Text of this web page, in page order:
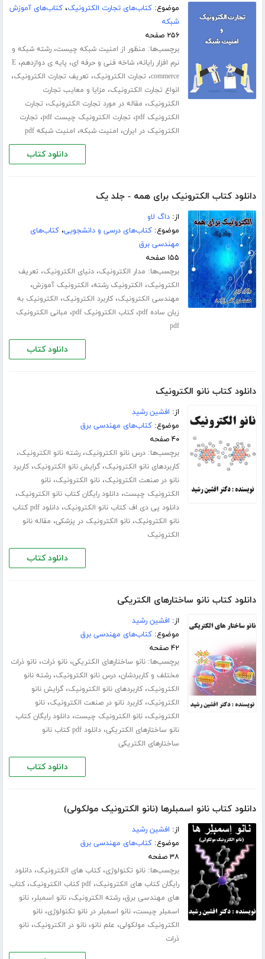
موضوع:کتاب‌های تجارت الکترونیک،کتاب‌های آموزش
شبکه
۲۵۶ صفحه
برچسب‌ها: منظور از امنیت شبکه چیست،رشته شبکه و
نرم افزار رایانه،شاخه فنی و حرفه ای، پایه ی دوازدهم،E
commerce، تجارت الکترونیک، تعریف تجارت الکترونیک،
انواع تجارت الکترونیک، مزایا و معایب تجارت
الکترونیک، مقاله در مورد تجارت الکترونیک، تجارت
الکترونیک pdf
، تجارت الکترونیک چیست pdf ، تجارت
الکترونیک در ایران، امنیت شبکه، امنیت شبکه pdf
دانلود کتاب
دانلود کتاب الکترونیک برای همه - جلد یک
از:داگ لاو
موضوع:کتاب‌های درسی و دانشجویی،کتاب‌های
مهندسی برق
۱۵۵ صفحه
برچسب‌ها: مدار الکترونیک،دنیای الکترونیک، تعریف
الکترونیک، الکترونیک رشته، الکترونیک آموزش،
مهندسی الکترونیک،کاربرد الکترونیک، الکترونیک به
زبان ساده pdf
،کتاب الکترونیک pdf ، مبانی الکترونیک
pdf
دانلود کتاب
دانلود کتاب نانو الکترونیک
از: افشین رشید
موضوع:کتاب‌های مهندسی برق
۴۰ صفحه
برچسب‌ها:درس نانو الکترونیک،رشته نانو الکترونیک،
کاربردهای نانو الکترونیک،گرایش نانو الکترونیک،کاربرد
نانو در صنعت الکترونیک،نانو الکترونیک،نانو
الکترونیک چیست،دانلود رایگان کتاب نانو الکترونیک،
دانلود پی دی اف کتاب نانو الکترونیک،
دانلود pdf کتاب
نانو الکترونیک،نانو الکترونیک در پزشکی، مقاله نانو
الکترونیک
دانلود کتاب
دانلود کتاب نانو ساختارهای الکتریکی
از: افشین رشید
موضوع:کتاب‌های مهندسی برق
۴۲ صفحه
برچسب‌ها:نانو ساختارهای الکتریکی،نانو ذرات،نانو ذرات
مختلف و کاربردشان،درس نانو الکترونیک،رشته نانو
الکترونیک،کاربردهای نانو الکترونیک،گرایش نانو
الکترونیک،کاربرد نانو در صنعت الکترونیک،نانو
الکترونیک،نانو الکترونیک چیست،دانلود رایگان کتاب
نانو ساختارهای الکتریکی،
دانلود pdf کتاب نانو
ساختارهای الکتریکی
دانلود کتاب
دانلود کتاب نانو اسمبلرها (نانو الکترونیک مولکولی)
از: افشین رشید
موضوع:کتاب‌های مهندسی برق
۳۸ صفحه
برچسب‌ها:نانو تکنولوژی،کتاب های الکترونیک،دانلود
رایگان کتاب های الکترونیک،pdf کتاب الکترونیک ،کتاب
های مهندسی برق،رشته الکترونیک،نانو اسمبلر،نانو
اسمبلر چیست،نانو اسمبلر در نانو تکنولوژی،نانو
الکترونیک مولکولی، علم نانو،نانو در الکترونیک،نانو
ذرات